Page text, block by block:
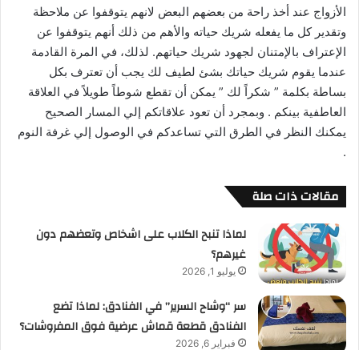
الأزواج عند أخذ راحة من بعضهم البعض لانهم يتوقفوا عن ملاحظة
وتقدير كل ما يفعله شريك حياته والأهم من ذلك أنهم يتوقفوا عن
الإعتراف بالإمتنان لجهود شريك حياتهم. لذلك، في المرة القادمة
عندما يقوم شريك حياتك بشئ لطيف لك يجب أن تعترف بكل
بساطة بكلمة ” شكراً لك ” يمكن أن تقطع شوطاً طويلاً في العلاقة
العاطفية بينكم . وبمجرد أن تعود علاقاتكم إلي المسار الصحيح
يمكنك النظر في الطرق التي تساعدكم في الوصول إلي غرفة النوم
.
مقالات ذات صلة
لماذا تنبح الكلاب على اشخاص وتعضهم دون
غيرهم؟
يوليو 1, 2026
سر “وشاح السرير” في الفنادق: لماذا تضع
الفنادق قطعة قماش عرضية فوق المفروشات؟
فبراير 6, 2026